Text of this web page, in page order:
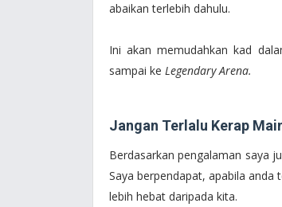
abaikan terlebih dahulu.
Ini akan memudahkan kad
sampai ke Legendary Arena.
Jangan Terlalu Kerap
Berdasarkan pengalaman saya
Saya berpendapat, apabila
lebih hebat daripada kita.